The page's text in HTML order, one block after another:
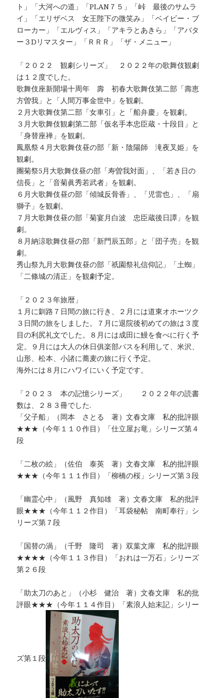
ト」「大河への道」「PLAN７５」「峠 最後のサムラ
イ」「エリザベス 女王陛下の微笑み」「ベイビー・ブ
ローカー」「エルヴィス」「アキラとあきら」「アバタ
ー３Dリマスター」「ＲＲＲ」「ザ・メニュー」
「２０２２ 観劇シリーズ」 ２０２２年の歌舞伎観劇
は１２度でした。
歌舞伎座新開場十周年 壽 初春大歌舞伎第二部「壽恵
方曽我」と「人間万事金世中」を観劇。
２月大歌舞伎第二部「女車引」と「船弁慶」を観劇。
３月大歌舞伎観劇第二部「仮名手本忠臣蔵・十段目」と
「身替座禅」を観劇。
鳳凰祭４月大歌舞伎昼の部「新・陰陽師 滝夜叉姫」を
観劇。
團菊祭5月大歌舞伎昼の部「寿曽我対面」、「若き日の
信長」と「音菊眞秀若武者」を観劇。
６月大歌舞伎昼の部「傾城反骨香」、「児雷也」、「扇
獅子」を観劇。
７月大歌舞伎昼の部「菊宴月白波 忠臣蔵後日譚」を観
劇。
８月納涼歌舞伎昼の部「新門辰五郎」と「団子売」を観
劇。
秀山祭九月大歌舞伎昼の部「祇園祭礼信仰記」「土蜘」
「二條城の清正」を観劇予定。
「２０２３年旅暦」
１月に釧路７日間の旅に行き、２月には道東オホーツク
３日間の旅をしました。７月に退院後初めての旅は３度
目の利尻礼文でした。８月には成田に鰻を食べに行く予
定。９月には大人の休日俱楽部パスを利用して、米沢、
山形、松本、小諸に蕎麦の旅に行く予定。
海外には８月にハワイにいく予定です。
「２０２３ 本の記憶シリーズ」 ２０２２年の読書
数は、２８３冊でした.
「父子船」（岡本 さとる 著）文春文庫 私的批評眼
★★★（今年１１０作目）「仕立屋お竜」シリーズ第４
段
「二枚の絵」（佐伯 泰英 著）文春文庫 私的批評眼
★★★（今年１１１作目）「柳橋の桜」シリーズ第３段
「幽霊心中」（風野 真知雄 著）文春文庫 私的批評
眼★★★（今年１１２作目）「耳袋秘帖 南町奉行」シ
リーズ第７段
「国替の渦」（千野 隆司 著）双葉文庫 私的批評眼
★★★★（今年１１３作目）「おれは一万石」シリーズ
第２６段
「助太刀のあと」（小杉 健治 著）文春文庫 私的批
評眼★★★（今年１１４作目）「素浪人始末記」シリー
ズ第１段